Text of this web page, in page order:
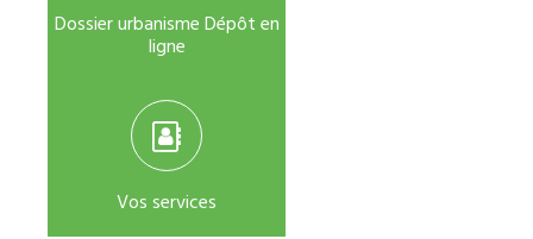
Dossier urbanisme Dépôt en
ligne
Vos services